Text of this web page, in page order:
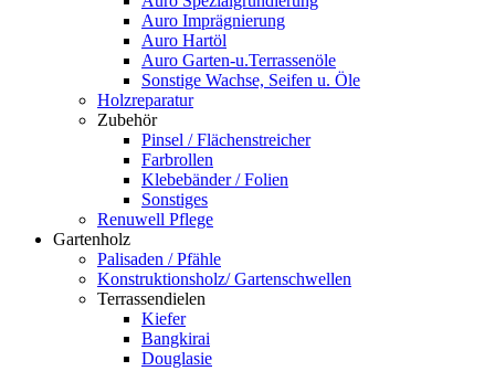
Auro Imprägnierung
Auro Hartöl
Auro Garten-u.Terrassenöle
Sonstige Wachse, Seifen u. Öle
Holzreparatur
Zubehör
Pinsel / Flächenstreicher
Farbrollen
Klebebänder / Folien
Sonstiges
Renuwell Pflege
Gartenholz
Palisaden / Pfähle
Konstruktionsholz/ Gartenschwellen
Terrassendielen
Kiefer
Bangkirai
Douglasie